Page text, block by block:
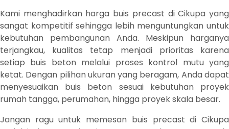
Kami menghadirkan harga buis precast di Cikupa yang
sangat kompetitif sehingga lebih menguntungkan untuk
kebutuhan pembangunan Anda. Meskipun harganya
terjangkau, kualitas tetap menjadi prioritas karena
setiap buis beton melalui proses kontrol mutu yang
ketat. Dengan pilihan ukuran yang beragam, Anda dapat
menyesuaikan buis beton sesuai kebutuhan proyek
rumah tangga, perumahan, hingga proyek skala besar.
Jangan ragu untuk memesan buis precast di Cikupa